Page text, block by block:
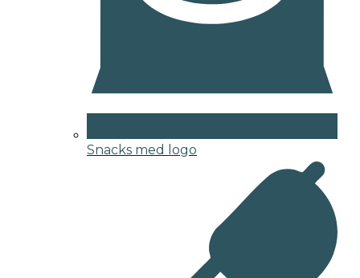
Snacks med logo